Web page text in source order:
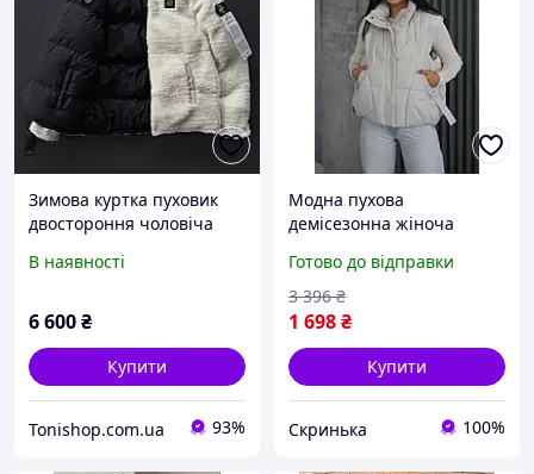
Зимова куртка пуховик
двостороння чоловіча
повсякденна з
стильна
В наявності
6 600₴
Купити
Tonishop.com.ua 93%
Модна пухова
демісезонна жіноча
блискавці, Молодіжна
жилетка молочного
кольору екох весна осінь
Готово до відправки
1 698₴
3 396 ₴
Купити
Скринька 100%